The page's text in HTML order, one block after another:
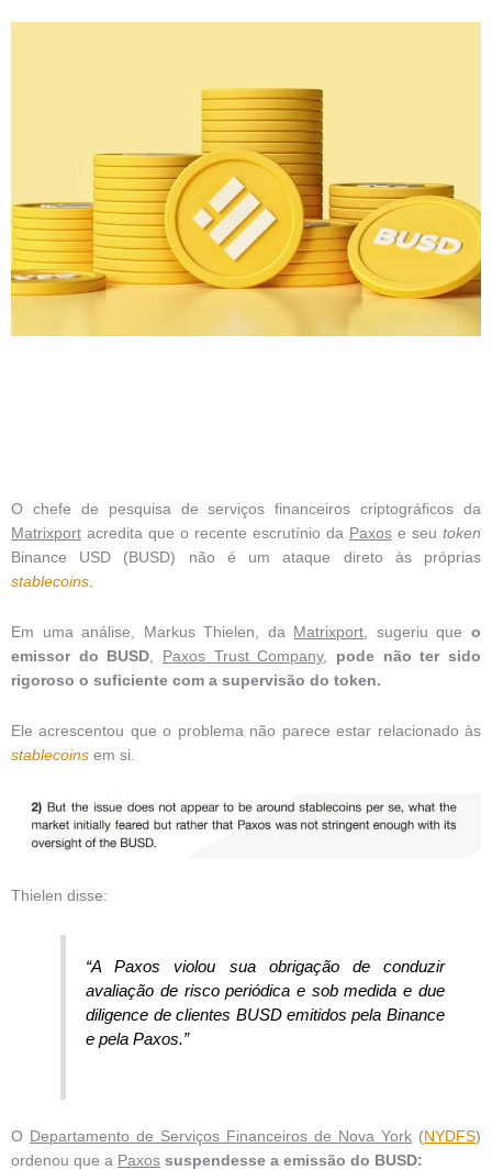
O chefe de pesquisa de serviços financeiros criptográficos da
Matrixport acredita que o recente escrutínio da Paxos e seu token
Binance USD (BUSD) não é um ataque direto às próprias
stablecoins
Em uma análise, Markus Thielen, da Matrixport , sugeriu queo
emissor do BUSD
Paxos Trust Company, pode não ter sido
rigoroso o suficiente com a supervisão do token.
Ele acrescentou que o problema não parece estar relacionado às
stablecoins em si.
Thielen disse:
“A Paxos violou sua obrigação de conduzir
avaliação de risco periódica e sob medida e due
diligence de clientes BUSD emitidos pela Binance
e pela Paxos.”
O Departamento de Serviços Financeiros de Nova York (NYDFS)
ordenou que a Paxos suspendesse a emissão do BUSD: